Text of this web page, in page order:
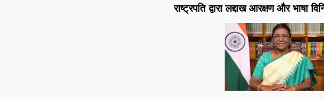
राष्ट्रपति द्वारा लद्दाख आरक्षण और भाषा